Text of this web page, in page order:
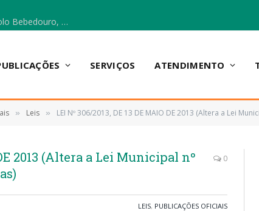
Escola Municipal Vicentina Vieira dos Santos, no Polo Bebedouro, recebeu materiais para a implantação do Cantinho da Leitura e da Sala Multidisciplinar.
SERVIÇOS ATENDIMENTO
» Leis » LEI Nº 306/2013, DE 13 DE MAIO DE 2013 (Altera a Lei
2013 (Altera a Lei Municipal nº
0
LEIS, PUBLICAÇÕES OFICIAIS